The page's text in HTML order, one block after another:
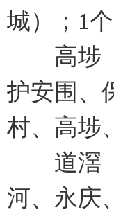
城）；1
高埗 辖
护安围、
村、高埗
道滘 辖
河、永庆